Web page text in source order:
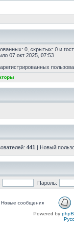
0, скрытых: 0 и
07 окт 2025, 07:53
441 | Новый
Пароль:
Новые сообщения
Powered by